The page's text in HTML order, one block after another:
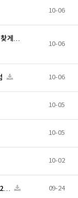
10-06
찾게…
10-06
10-06
10-05
10-05
10-02
09-24